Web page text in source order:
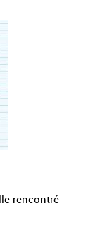
rencontré